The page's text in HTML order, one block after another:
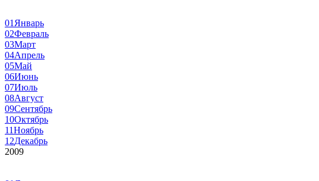
01 Январь
02Февраль
03Март
04Апрель
05Май
06Июнь
07Июль
08Август
09Сентябрь
10Октябрь
11Ноябрь
12Декабрь
2009